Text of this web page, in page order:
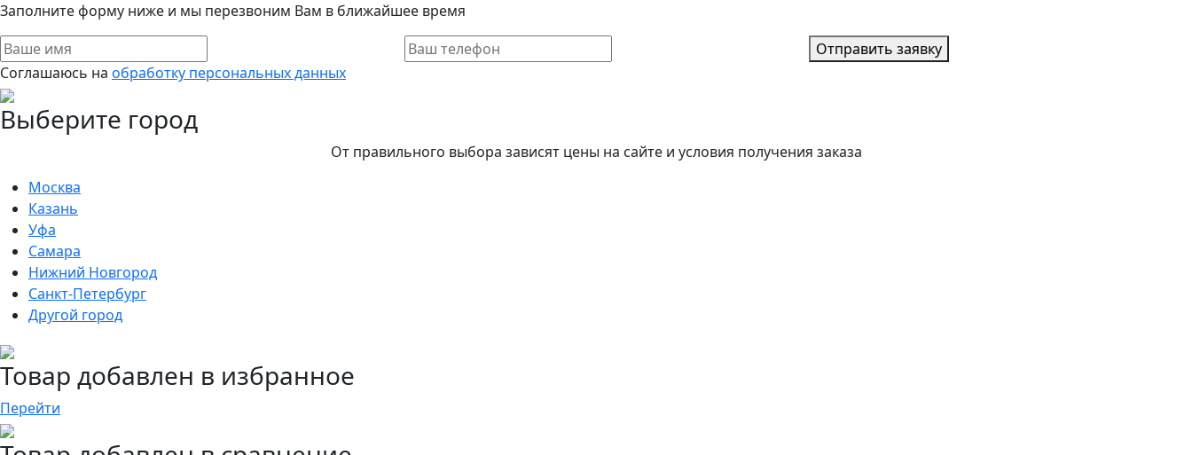
Заполните форму ниже и мы перезвоним Вам в ближайшее время
Отправить заявку
Соглашаюсь на обработку персональных данных
Выберите город
От правильного выбора зависят цены на сайте и условия получения заказа
Москва
Казань
Уфа
Самара
Нижний Новгород
Санкт-Петербург
Другой город
Товар добавлен в избранное
Перейти